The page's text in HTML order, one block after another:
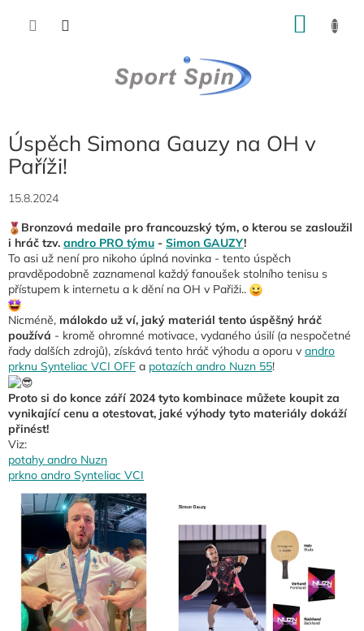
Úspěch Simona Gauzy na OH v
Paříži!
15.8.2024
Bronzová medaile pro francouzský tým, o kterou se zasloužil
i hráč tzv. andro PRO týmu - Simon GAUZY!
To asi už není pro nikoho úplná novinka - tento úspěch
pravděpodobně zaznamenal každý fanoušek stolního tenisu s
přístupem k internetu a k dění na OH v Pařiži..
Nicméně, málokdo už ví, jaký materiál tento úspěšný hráč
používá - kromě ohromné motivace, vydaného úsilí (a nespočetné
řady dalších zdrojů), získává tento hráč výhodu a oporu v andro
prknu Synteliac VCI OFF a potazích andro Nuzn 55!
Proto si do konce září 2024 tyto kombinace můžete koupit za
vynikající cenu a otestovat, jaké výhody tyto materiály dokáží
přinést!
Viz:
potahy andro Nuzn
prkno andro Synteliac VCI